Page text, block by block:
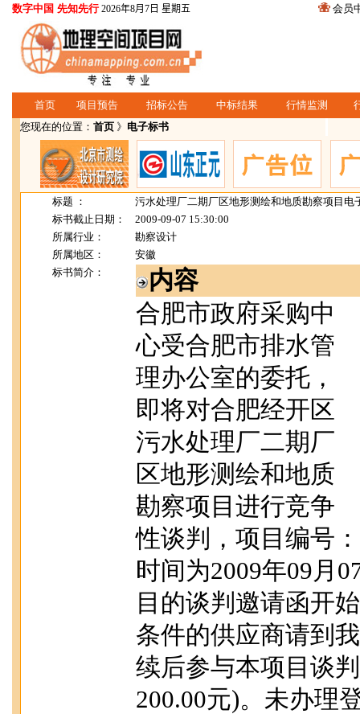
数字中国 先知先行 2026年8月7日 星期五 会员
首页 项目预告 招标公告 中标结果 行情监测
您现在的位置： 首页 》 电子标书
标题 ：
污水处理厂二期厂区地形测绘和地质勘察项目电
标书截止日期：
2009-09-07 15:30:00
所属行业：
勘察设计
所属地区：
安徽
标书简介：
内容
合肥市政府采购中
心受合肥市排水管
理办公室的委托，
即将对合肥经开区
污水处理厂二期厂
区地形测绘和地质
勘察项目进行竞争
性谈判，项目编号
时间为2009年09月
目的谈判邀请函开
条件的供应商请到
续后参与本项目谈
200.00元)。未办理